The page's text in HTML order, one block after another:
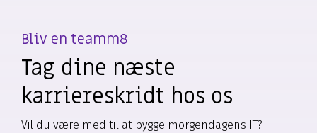
Bliv en teamm8
Tag dine næste
karriereskridt hos os
Vil du være med til at bygge morgendagens IT?